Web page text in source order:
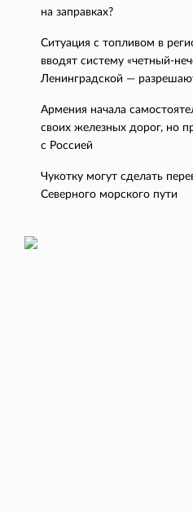
на заправках?
Ситуация с топливом в
вводят систему «четный-
Ленинградской —
Армения начала
своих железных дорог, но
с Россией
Чукотку могут сделать
Северного морского пути